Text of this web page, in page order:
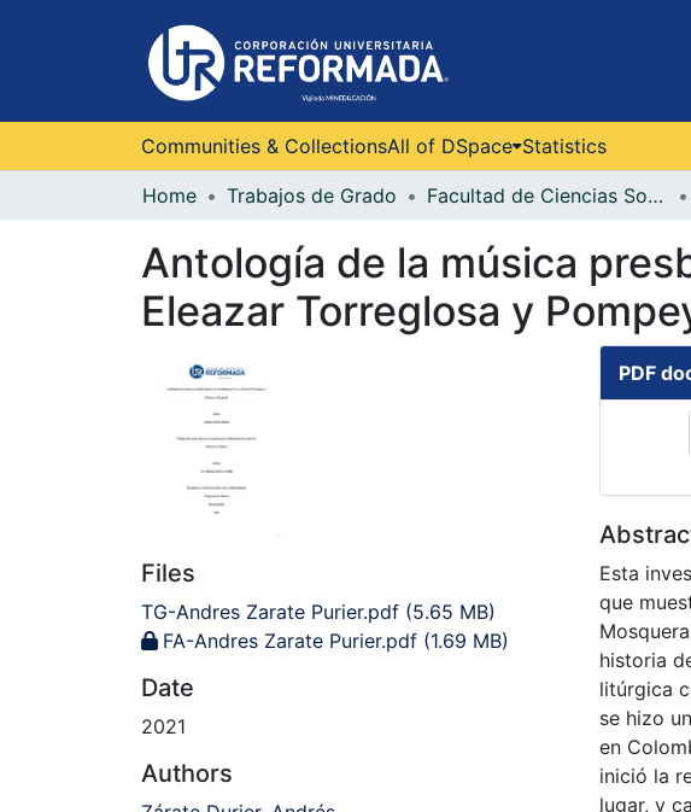
Communities & CollectionsAll of DSpace Statistics
Home Trabajos de Grado Facultad de Ciencias Sociales, Artes y Humanidades
Antología de la música
Eleazar Torreglosa y
Files
TG-Andres Zarate Purier.pdf (5.65 MB)
FA-Andres Zarate Purier.pdf (1.69 MB)
Date
2021
Authors
PDF
Esta
que
historia
litúrgica
se hizo
en
inició la
lugar, y